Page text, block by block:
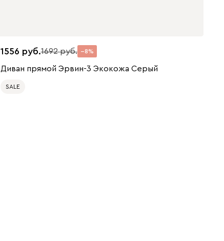
1556 1692 8
Диван прямой Эрвин-3 Экокожа Серый
SALE